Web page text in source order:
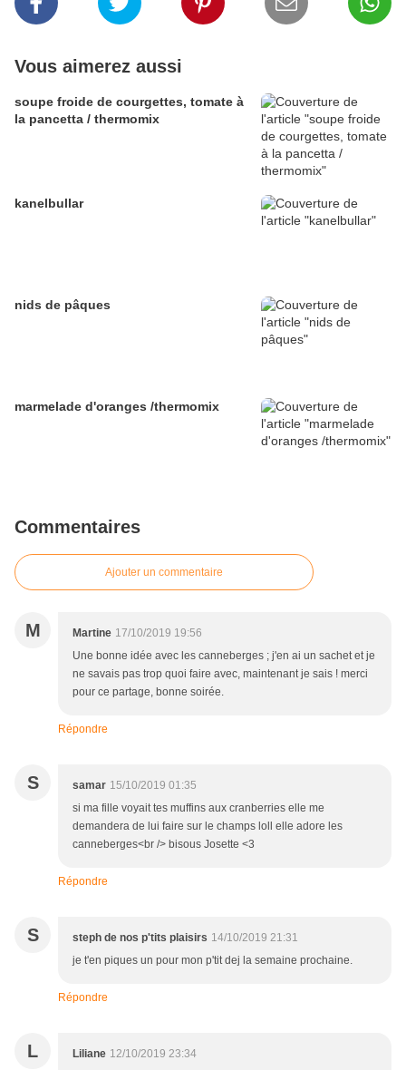
Vous aimerez aussi
soupe froide de courgettes, tomate à
la pancetta / thermomix
kanelbullar
nids de pâques
marmelade d'oranges /thermomix
Commentaires
Ajouter un commentaire
M Martine 17/10/2019 19:56
Une bonne idée avec les canneberges ; j'en ai un sachet et je
ne savais pas trop quoi faire avec, maintenant je sais ! merci
pour ce partage, bonne soirée.
Répondre
S samar 15/10/2019 01:35
si ma fille voyait tes muffins aux cranberries elle me
demandera de lui faire sur le champs loll elle adore les
canneberges<br /> bisous Josette <3
Répondre
S steph de nos p'tits plaisirs 14/10/2019 21:31
je t'en piques un pour mon p'tit dej la semaine prochaine.
Répondre
L Liliane 12/10/2019 23:34